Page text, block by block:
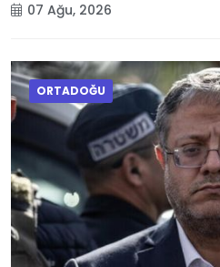
07 Ağu, 2026
ORTADOĞU